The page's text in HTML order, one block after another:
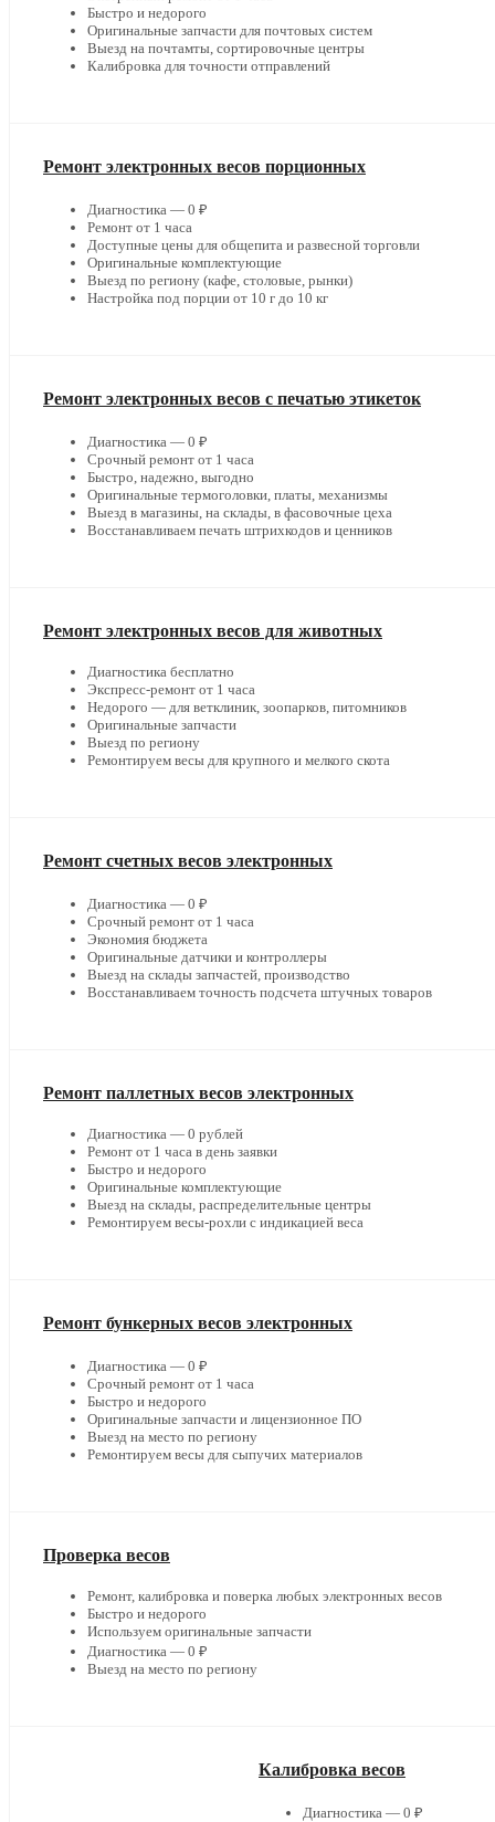
Быстро и недорого
Оригинальные запчасти для почтовых систем
Выезд на почтамты, сортировочные центры
Калибровка для точности отправлений
Ремонт электронных весов порционных
Диагностика — 0 ₽
Ремонт от 1 часа
Доступные цены для общепита и развесной торговли
Оригинальные комплектующие
Выезд по региону (кафе, столовые, рынки)
Настройка под порции от 10 г до 10 кг
Ремонт электронных весов с печатью этикеток
Диагностика — 0 ₽
Срочный ремонт от 1 часа
Быстро, надежно, выгодно
Оригинальные термоголовки, платы, механизмы
Выезд в магазины, на склады, в фасовочные цеха
Восстанавливаем печать штрихкодов и ценников
Ремонт электронных весов для животных
Диагностика бесплатно
Экспресс-ремонт от 1 часа
Недорого — для ветклиник, зоопарков, питомников
Оригинальные запчасти
Выезд по региону
Ремонтируем весы для крупного и мелкого скота
Ремонт счетных весов электронных
Диагностика — 0 ₽
Срочный ремонт от 1 часа
Экономия бюджета
Оригинальные датчики и контроллеры
Выезд на склады запчастей, производство
Восстанавливаем точность подсчета штучных товаров
Ремонт паллетных весов электронных
Диагностика — 0 рублей
Ремонт от 1 часа в день заявки
Быстро и недорого
Оригинальные комплектующие
Выезд на склады, распределительные центры
Ремонтируем весы-рохли с индикацией веса
Ремонт бункерных весов электронных
Диагностика — 0 ₽
Срочный ремонт от 1 часа
Быстро и недорого
Оригинальные запчасти и лицензионное ПО
Выезд на место по региону
Ремонтируем весы для сыпучих материалов
Проверка весов
Ремонт, калибровка и поверка любых электронных весов
Быстро и недорого
Используем оригинальные запчасти
Диагностика — 0 ₽
Выезд на место по региону
Калибровка весов
Диагностика — 0 ₽